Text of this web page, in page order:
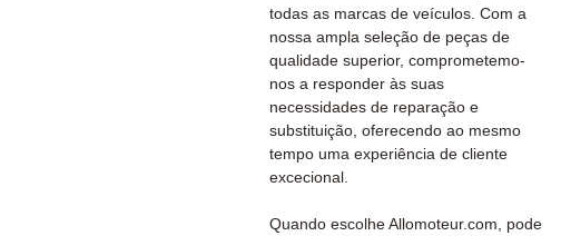
todas as marcas de veículos. Com a
nossa ampla seleção de peças de
qualidade superior, comprometemo-
nos a responder às suas
necessidades de reparação e
substituição, oferecendo ao mesmo
tempo uma experiência de cliente
excecional.
Quando escolhe Allomoteur.com, pode